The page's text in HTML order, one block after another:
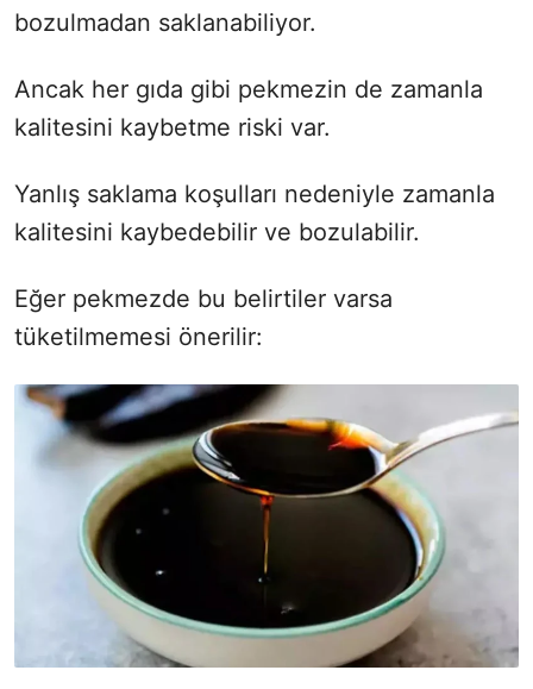
bozulmadan saklanabiliyor.
Ancak her gıda gibi pekmezin de zamanla
kalitesini kaybetme riski var.
Yanlış saklama koşulları nedeniyle zamanla
kalitesini kaybedebilir ve bozulabilir.
Eğer pekmezde bu belirtiler varsa
tüketilmemesi önerilir: